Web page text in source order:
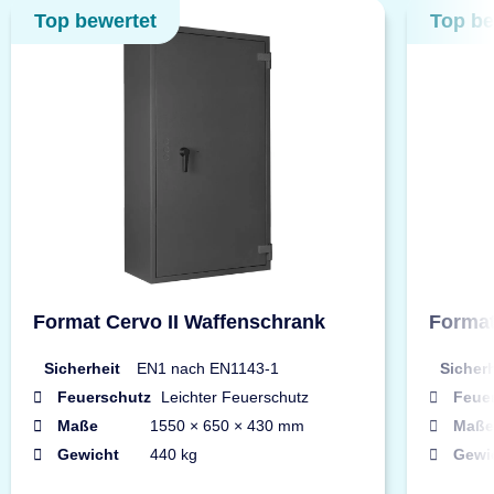
Top bewertet
Format Cervo II Waffenschrank
Sicherheit
EN1 nach EN1143-1
Feuerschutz
Leichter Feuerschutz
Maße
1550 × 650 × 430 mm
Gewicht
440 kg
Top
Maße